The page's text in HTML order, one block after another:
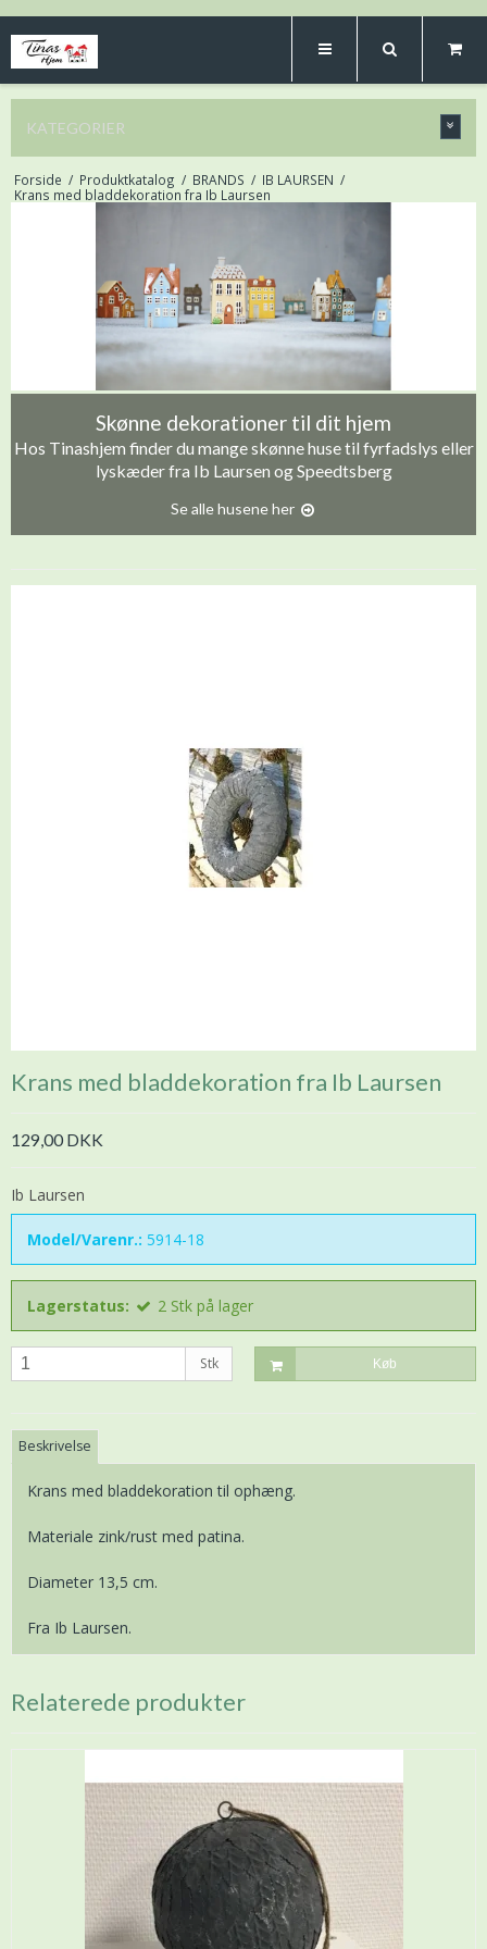
KATEGORIER
Forside / Produktkatalog / BRANDS / IB LAURSEN /
Krans med bladdekoration fra Ib Laursen
Skønne dekorationer til dit hjem
Hos Tinashjem finder du mange skønne huse til fyrfadslys eller
lyskæder fra Ib Laursen og Speedtsberg
Se alle husene her
Krans med bladdekoration fra Ib Laursen
129,00 DKK
Ib Laursen
Model/Varenr.: 5914-18
Lagerstatus: 2 Stk på lager
Stk Køb
Beskrivelse
Krans med bladdekoration til ophæng.
Materiale zink/rust med patina.
Diameter 13,5 cm.
Fra Ib Laursen.
Relaterede produkter